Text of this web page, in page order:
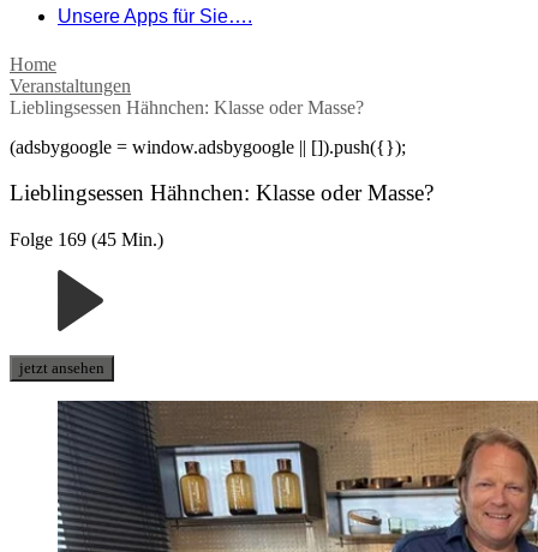
Unsere Apps für Sie….
Home
Veranstaltungen
Lieblingsessen Hähnchen: Klasse oder Masse?
(adsbygoogle = window.adsbygoogle || []).push({});
Lieblingsessen Hähnchen: Klasse oder Masse?
Folge 169 (45 Min.)
jetzt ansehen